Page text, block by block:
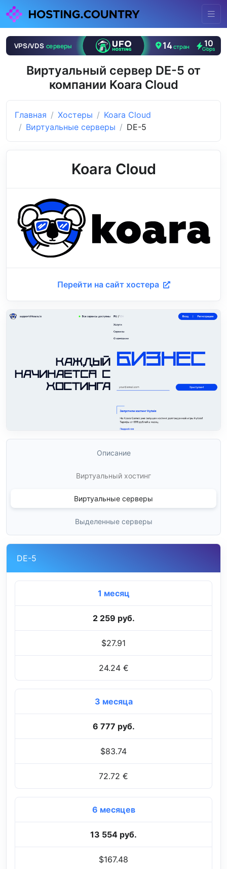
Виртуальный сервер DE-5 от
компании Koara Cloud
Главная Хостеры
Koara Cloud
Виртуальные серверы
DE-5
Koara Cloud
Перейти на сайт хостера
Описание
Виртуальный хостинг
Виртуальные серверы
Выделенные серверы
DE-5
1 месяц
2 259 руб.
$27.91
24.24 €
3 месяца
6 777 руб.
$83.74
72.72 €
6 месяцев
13 554 руб.
$167.48